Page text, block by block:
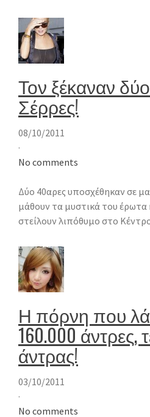
Τον ξέκαναν
Σέρρες!
08/10/2011
·
No comments
Δύο 40αρες υποσχέθηκαν σε
μάθουν τα μυστικά του έρωτα
στείλουν λιπόθυμο στο
Η πόρνη που
160.000 άντρες,
άντρας!
03/10/2011
·
No comments